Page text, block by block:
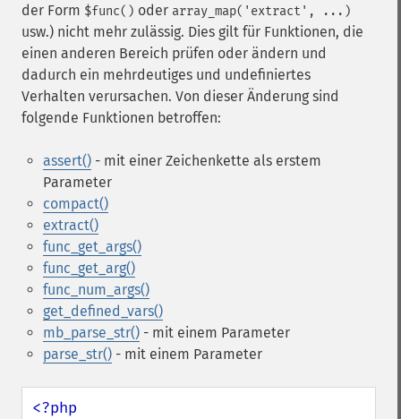
der Form $func() oder array_map('extract', ...)
usw.) nicht mehr zulässig. Dies gilt für Funktionen, die
einen anderen Bereich prüfen oder ändern und
dadurch ein mehrdeutiges und undefiniertes
Verhalten verursachen. Von dieser Änderung sind
folgende Funktionen betroffen:
assert() - mit einer Zeichenkette als erstem
Parameter
compact()
extract()
func_get_args()
func_get_arg()
func_num_args()
get_defined_vars()
mb_parse_str() - mit einem Parameter
parse_str() - mit einem Parameter